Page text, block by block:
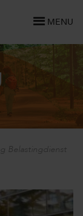
MENU
Belastingdienst